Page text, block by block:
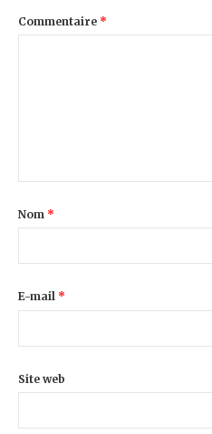
Commentaire *
Nom *
E-mail *
Site web